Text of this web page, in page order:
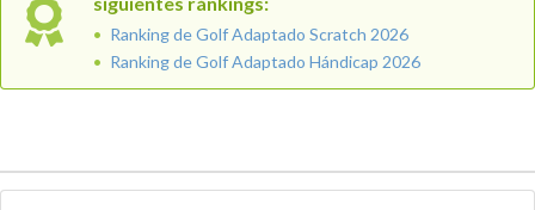
Ranking de Golf Adaptado Scratch 2026
Ranking de Golf Adaptado Hándicap 2026